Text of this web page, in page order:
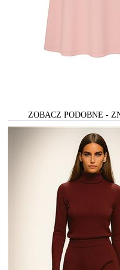
ZOBACZ PODOBNE -